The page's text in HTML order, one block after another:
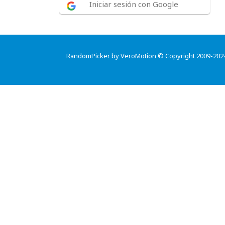
Iniciar sesión con Google
RandomPicker by VeroMotion © Copyright 2009-